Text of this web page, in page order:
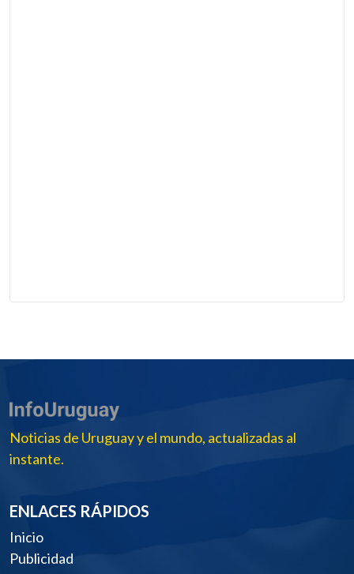
Noticias de Uruguay y el mundo, actualizadas al
instante.
ENLACES RÁPIDOS
Inicio
Publicidad